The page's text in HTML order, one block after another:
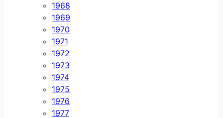
1968
1969
1970
1971
1972
1973
1974
1975
1976
1977